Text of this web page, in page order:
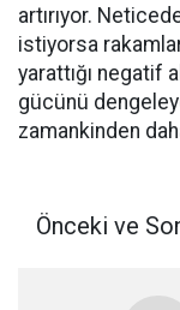
artırıyor.
istiyorsa
yarattığı negatif
gücünü
zamankinden
Önceki ve